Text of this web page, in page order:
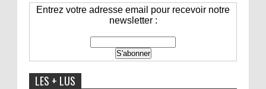
Entrez votre adresse email pour recevoir notre
newsletter :
LES + LUS